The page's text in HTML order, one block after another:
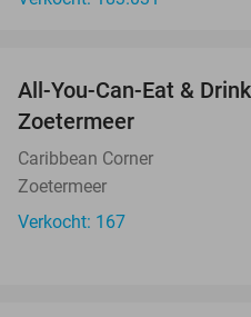
All-You-Can-Eat &
Zoetermeer
Caribbean Corner
Zoetermeer
Verkocht: 167